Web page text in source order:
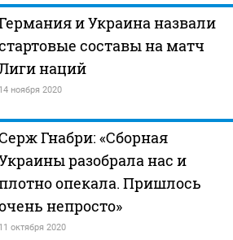
и Украина назвали
составы на матч
наций
14 ноября 2020
Гнабри: «Сборная
разобрала нас и
опекала. Пришлось
непросто»
11 октября 2020